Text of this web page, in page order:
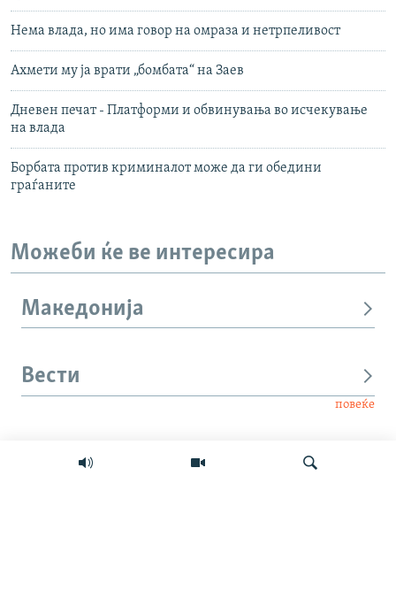
Нема влада, но има говор на омраза и нетрпеливост
Ахмети му ја врати „бомбата“ на Заев
Дневен печат - Платформи и обвинувања во исчекување
на влада
Борбата против криминалот може да ги обедини
граѓаните
Можеби ќе ве интересира
Македонија
Вести
повеќе
Интервју